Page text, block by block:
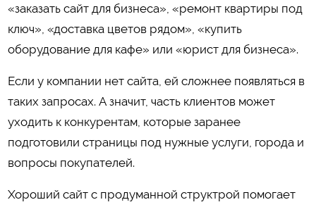
«заказать сайт для бизнеса», «ремонт квартиры под
ключ», «доставка цветов рядом», «купить
оборудование для кафе» или «юрист для бизнеса».
Если у компании нет сайта, ей сложнее появляться в
таких запросах. А значит, часть клиентов может
уходить к конкурентам, которые заранее
подготовили страницы под нужные услуги, города и
вопросы покупателей.
Хороший сайт с продуманной структрой помогает